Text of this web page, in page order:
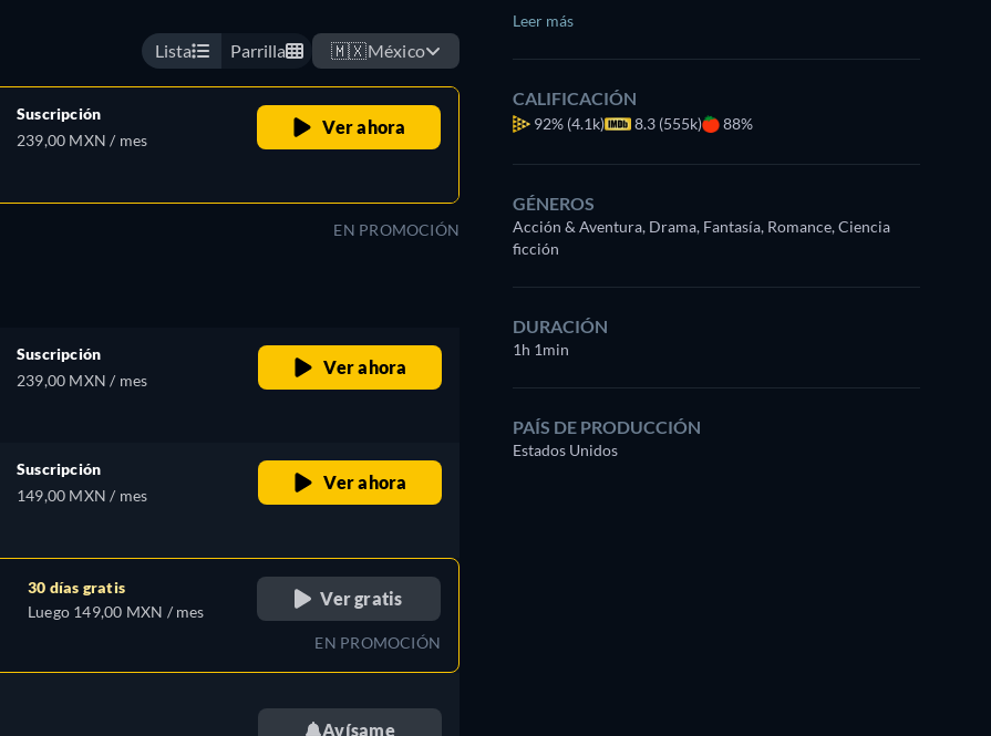
Lista Parrilla 🇲🇽México
Suscripción
239,00 MXN / mes
Ver ahora
EN PROMOCIÓN
Suscripción
239,00 MXN / mes
Ver ahora
Suscripción
149,00 MXN / mes
Ver ahora
30 días gratis
Luego 149,00 MXN / mes
Ver gratis
EN PROMOCIÓN
Avísame
Leer más
CALIFICACIÓN
92% (4.1k) 8.3 (555k) 88%
GÉNEROS
Acción & Aventura, Drama, Fantasía, Romance, Ciencia
ficción
DURACIÓN
1h 1min
PAÍS DE PRODUCCIÓN
Estados Unidos